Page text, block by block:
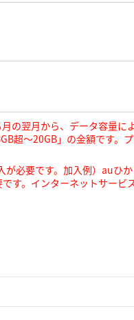
の翌月から、データ容量に
超～20GB」の金額です。
必要です。加入例）auひ
す。インターネットサービ